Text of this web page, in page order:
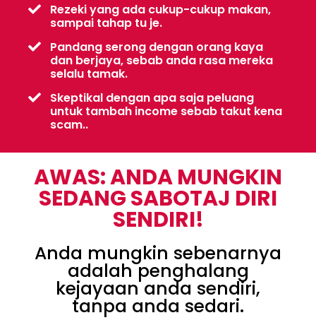
Rezeki yang ada cukup-cukup makan,
sampai tahap tu je.
Pandang serong dengan orang kaya
dan berjaya, sebab anda rasa mereka
selalu tamak.
Skeptikal dengan apa saja peluang
untuk tambah income sebab takut kena
scam..
AWAS: ANDA MUNGKIN
SEDANG SABOTAJ DIRI
SENDIRI!
Anda mungkin sebenarnya
adalah penghalang
kejayaan anda sendiri,
tanpa anda sedari.